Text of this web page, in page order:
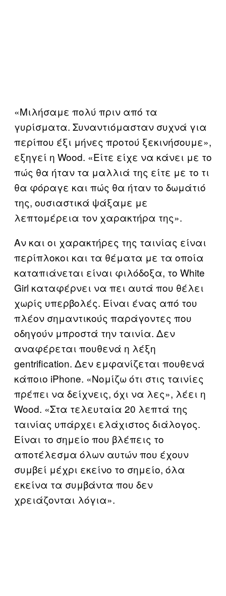
«Μιλήσαμε πολύ πριν από τα
γυρίσματα. Συναντιόμασταν συχνά για
περίπου έξι μήνες προτού ξεκινήσουμε»,
εξηγεί η Wood. «Είτε είχε να κάνει με το
πώς θα ήταν τα μαλλιά της είτε με το τι
θα φόραγε και πώς θα ήταν το δωμάτιό
της, ουσιαστικά ψάξαμε με
λεπτομέρεια τον χαρακτήρα της».
Αν και οι χαρακτήρες της ταινίας είναι
περίπλοκοι και τα θέματα με τα οποία
καταπιάνεται είναι φιλόδοξα, το White
Girl καταφέρνει να πει αυτά που θέλει
χωρίς υπερβολές. Είναι ένας από του
πλέον σημαντικούς παράγοντες που
οδηγούν μπροστά την ταινία. Δεν
αναφέρεται πουθενά η λέξη
gentrification. Δεν εμφανίζεται πουθενά
κάποιο iPhone. «Νομίζω ότι στις ταινίες
πρέπει να δείχνεις, όχι να λες», λέει η
Wood. «Στα τελευταία 20 λεπτά της
ταινίας υπάρχει ελάχιστος διάλογος.
Είναι το σημείο που βλέπεις το
αποτέλεσμα όλων αυτών που έχουν
συμβεί μέχρι εκείνο το σημείο, όλα
εκείνα τα συμβάντα που δεν
χρειάζονται λόγια».